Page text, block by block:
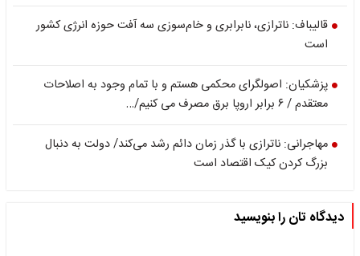
قالیباف: ناترازی، نابرابری و خام‌سوزی سه آفت حوزه انرژی کشور
است
پزشکیان: اصولگرای محکمی هستم و با تمام وجود به اصلاحات
معتقدم / ۶ برابر اروپا برق مصرف می کنیم/…
مهاجرانی: ناترازی با گذر زمان دائم رشد می‌کند/ دولت به دنبال
بزرگ کردن کیک اقتصاد است
دیدگاه تان را بنویسید